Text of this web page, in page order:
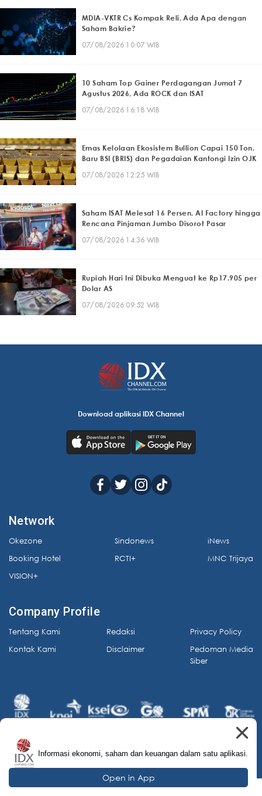
MDIA-VKTR Cs Kompak Reli, Ada Apa dengan
Saham Bakrie?
07/08/2026 10:07 WIB
10 Saham Top Gainer Perdagangan Jumat 7
Agustus 2026, Ada ROCK dan ISAT
07/08/2026 16:18 WIB
Emas Kelolaan Ekosistem Bullion Capai 150 Ton,
Baru BSI (BRIS) dan Pegadaian Kantongi Izin OJK
07/08/2026 12:25 WIB
Saham ISAT Melesat 16 Persen, AI Factory hingga
Rencana Pinjaman Jumbo Disorot Pasar
07/08/2026 14:36 WIB
Rupiah Hari Ini Dibuka Menguat ke Rp17.905 per
Dolar AS
07/08/2026 09:52 WIB
Download aplikasi IDX Channel
Network
Okezone
Booking Hotel
VISION+
Sindonews
RCTI+
iNews
MNC Trijaya
Company Profile
Tentang Kami
Kontak Kami
Redaksi
Disclaimer
Privacy Policy
Pedoman Media
Siber
© 2026 IDX Channel. All Rights Reserved.
Informasi ekonomi, saham dan keuangan dalam satu aplikasi.
Open in App